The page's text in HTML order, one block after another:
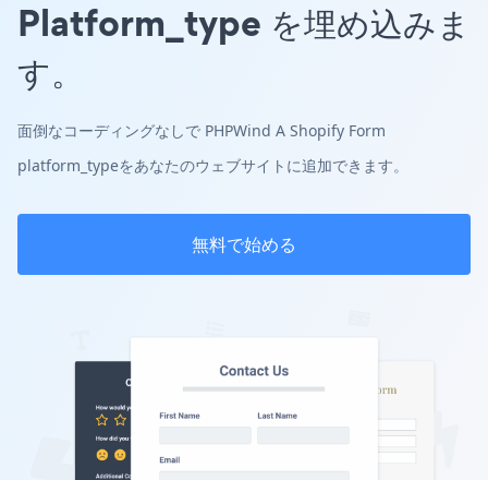
Platform_type を埋め込みま
す。
面倒なコーディングなしで PHPWind A Shopify Form
platform_typeをあなたのウェブサイトに追加できます。
無料で始める